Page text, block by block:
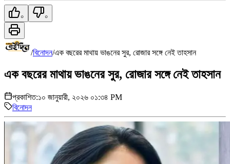
০ ০
/বিনোদন/এক বছরের মাথায় ভাঙনের সুর, রোজার সঙ্গে নেই তাহসান
এক বছরের মাথায় ভাঙনের সুর, রোজার সঙ্গে নেই তাহসান
প্রকাশিত:১০ জানুয়ারী, ২০২৬ ০১:৩৪ PM
বিনোদন